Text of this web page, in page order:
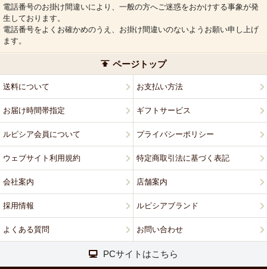
電話番号のお掛け間違いにより、一般の方へご迷惑をおかけする事象が発
生しております。
電話番号をよくお確かめのうえ、お掛け間違いのないようお願い申し上げ
ます。
ページトップ
送料について お支払い方法
お届け時間帯指定 ギフトサービス
ルピシア会員について プライバシーポリシー
ウェブサイト利用規約 特定商取引法に基づく表記
会社案内 店舗案内
採用情報 ルピシアブランド
よくある質問 お問い合わせ
PCサイトはこちら